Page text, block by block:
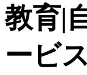
教育|
ービス